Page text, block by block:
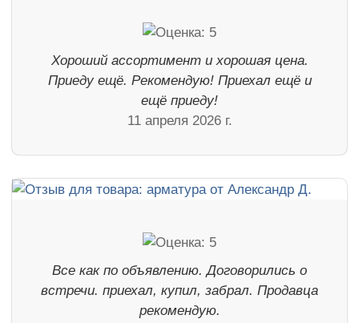
Хороший ассортимент и хорошая цена.
Приеду ещё. Рекомендую! Приехал ещё и
ещё приеду!
11 апреля 2026 г.
Все как по объявлению. Договорились о
встречи. приехал, купил, забрал. Продавца
рекомендую.